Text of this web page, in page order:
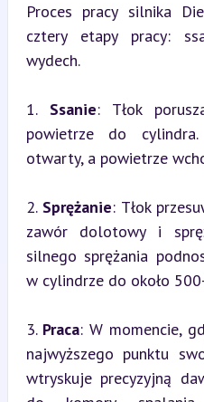
Proces pracy silnika
cztery etapy pracy:
wydech.
1. Ssanie: Tłok
powietrze do
otwarty, a powietrze
2. Sprężanie: Tłok
zawór dolotowy i
silnego sprężania
w cylindrze do około
3. Praca: W momencie,
najwyższego punktu
wtryskuje precyzyjną